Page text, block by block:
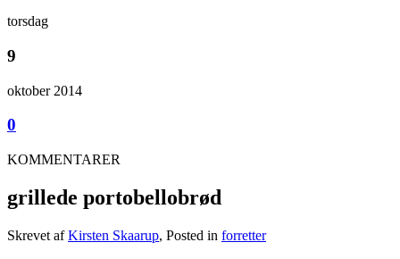
torsdag
9
oktober 2014
0
KOMMENTARER
grillede portobellobrød
Skrevet afKirsten Skaarup, Posted in forretter